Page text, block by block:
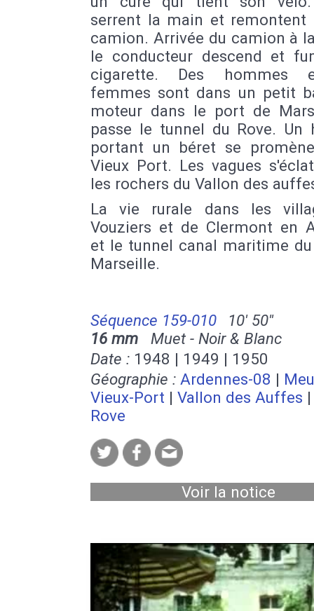
serrent la main et remontent
camion. Arrivée du camion à
le conducteur descend et
cigarette. Des hommes
femmes sont dans un petit
moteur dans le port de
passe le tunnel du Rove. Un
portant un béret se
Vieux Port. Les vagues
les rochers du Vallon des
La vie rurale dans les
Vouziers et de Clermont en
et le tunnel canal maritime du
Marseille.
Séquence 159-010
10' 50''
16 mm Muet - Noir & Blanc
Date : 1948 | 1949 | 1950
Géographie : Ardennes-08 |
Vieux-Port | Vallon des Auffes
Rove
Voir la notice